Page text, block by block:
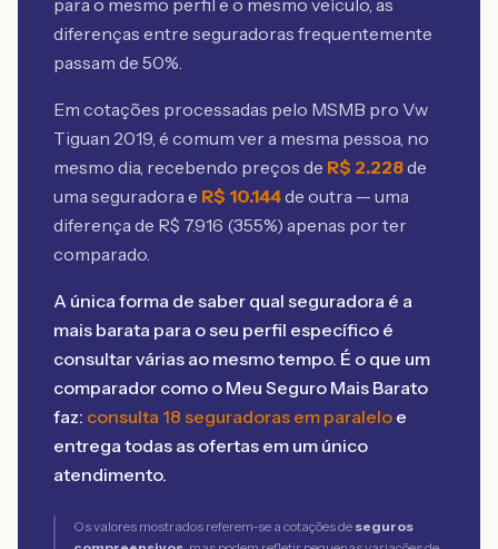
para o mesmo perfil e o mesmo veículo, as
diferenças entre seguradoras frequentemente
passam de 50%.
Em cotações processadas pelo MSMB pro Vw
Tiguan 2019, é comum ver a mesma pessoa, no
mesmo dia, recebendo preços de R$ 2.228de
uma seguradora e R$ 10.144de outra — uma
diferença de R$ 7.916 (355%) apenas por ter
comparado.
A única forma de saber qual seguradora é a
mais barata para o seu perfil específico é
consultar várias ao mesmo tempo. É o que um
comparador como o Meu Seguro Mais Barato
faz: consulta 18 seguradoras em paralelo e
entrega todas as ofertas em um único
atendimento.
Os valores mostrados referem-se a cotações de seguros